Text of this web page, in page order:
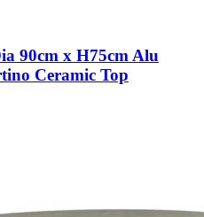
90cm x H75cm Alu
Ceramic Top